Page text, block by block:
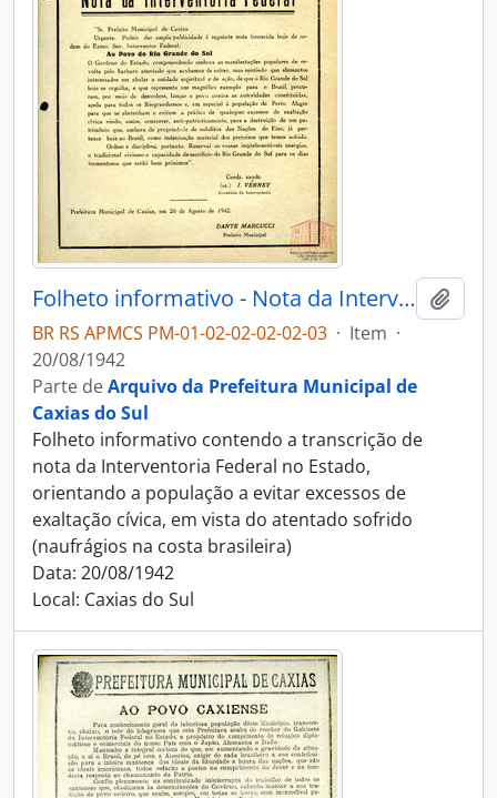
Folheto informativo - Nota da Interventoria Federal
BR RS APMCS PM-01-02-02-02-02-03 · Item ·
20/08/1942
Parte deArquivo da Prefeitura Municipal de
Caxias do Sul
Folheto informativo contendo a transcrição de
nota da Interventoria Federal no Estado,
orientando a população a evitar excessos de
exaltação cívica, em vista do atentado sofrido
(naufrágios na costa brasileira)
Data: 20/08/1942
Local: Caxias do Sul